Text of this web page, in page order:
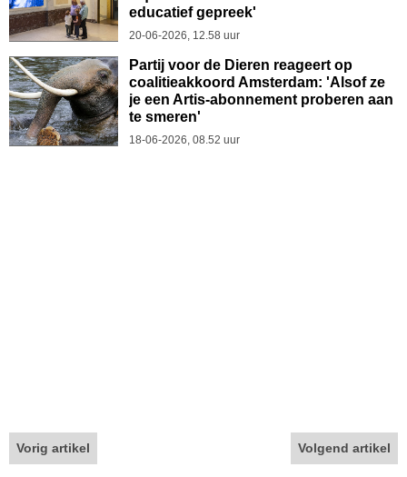
educatief gepreek'
20-06-2026, 12.58 uur
Partij voor de Dieren reageert op
coalitieakkoord Amsterdam: 'Alsof ze
je een Artis-abonnement proberen aan
te smeren'
18-06-2026, 08.52 uur
Vorig artikel Volgend artikel